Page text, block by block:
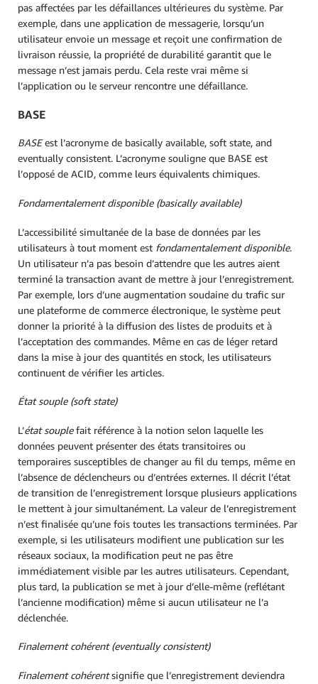
pas affectées par les défaillances ultérieures du système. Par
exemple, dans une application de messagerie, lorsqu’un
utilisateur envoie un message et reçoit une confirmation de
livraison réussie, la propriété de durabilité garantit que le
message n’est jamais perdu. Cela reste vrai même si
l’application ou le serveur rencontre une défaillance.
BASE
BASEest l’acronyme de basically available, soft state, and
eventually consistent. L’acronyme souligne que BASE est
l’opposé de ACID, comme leurs équivalents chimiques.
Fondamentalement disponible (basically available)
L’accessibilité simultanée de la base de données par les
utilisateurs à tout moment est fondamentalement disponible.
Un utilisateur n’a pas besoin d’attendre que les autres aient
terminé la transaction avant de mettre à jour l’enregistrement.
Par exemple, lors d’une augmentation soudaine du trafic sur
une plateforme de commerce électronique, le système peut
donner la priorité à la diffusion des listes de produits et à
l’acceptation des commandes. Même en cas de léger retard
dans la mise à jour des quantités en stock, les utilisateurs
continuent de vérifier les articles.
État souple (soft state)
L’état souplefait référence à la notion selon laquelle les
données peuvent présenter des états transitoires ou
temporaires susceptibles de changer au fil du temps, même en
l’absence de déclencheurs ou d’entrées externes. Il décrit l’état
de transition de l’enregistrement lorsque plusieurs applications
le mettent à jour simultanément. La valeur de l’enregistrement
n’est finalisée qu’une fois toutes les transactions terminées. Par
exemple, si les utilisateurs modifient une publication sur les
réseaux sociaux, la modification peut ne pas être
immédiatement visible par les autres utilisateurs. Cependant,
plus tard, la publication se met à jour d’elle-même (reflétant
l’ancienne modification) même si aucun utilisateur ne l’a
déclenchée.
Finalement cohérent (eventually consistent)
Finalement cohérentsignifie que l’enregistrement deviendra